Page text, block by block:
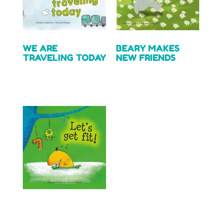
WE ARE
TRAVELING TODAY
BEARY MAKES
NEW FRIENDS